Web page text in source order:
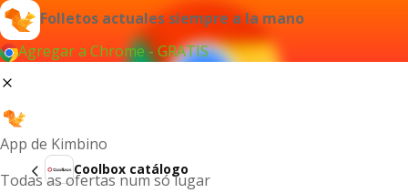
Folletos actuales siempre a la mano
Agregar a Chrome - GRATIS
App de Kimbino
Todas as ofertas num só lugar
Coolbox catálogo